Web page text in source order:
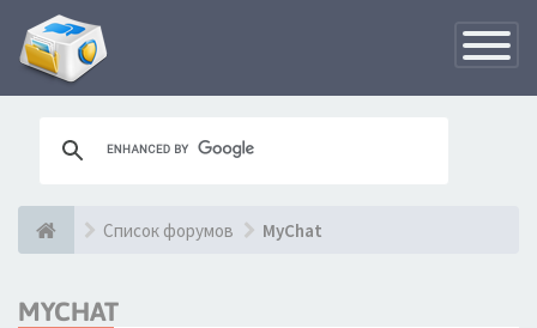
Список форумов MyChat
MYCHAT